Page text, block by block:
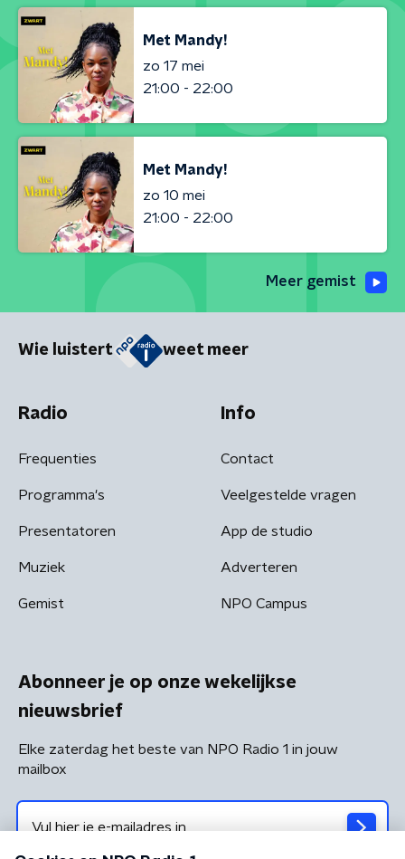
Met Mandy!
zo 17 mei
21:00 - 22:00
Met Mandy!
zo 10 mei
21:00 - 22:00
Meer gemist
Wie luistert weet meer
Radio
Frequenties
Programma's
Presentatoren
Muziek
Gemist
Info
Contact
Veelgestelde vragen
App de studio
Adverteren
NPO Campus
Abonneer je op onze wekelijkse
nieuwsbrief
Elke zaterdag het beste van NPO Radio 1 in jouw
mailbox